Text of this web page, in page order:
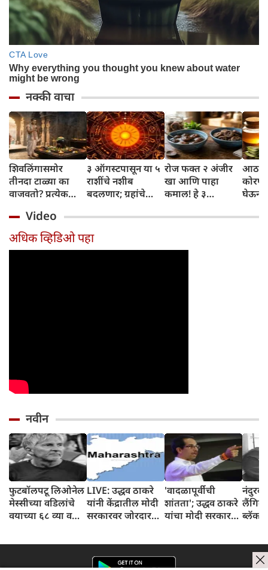
नक्की वाचा
शिवलिंगासमोर
तीनदा टाळ्या का
वाजवतो? प्रत्येक
जाणून घ्या
३ ऑगस्टपासून या ५
राशींचे नशीब
बदलणार; ग्रहांचे
संपतील आणि शुभ
दिवसांची सुरुवात
होईल
रोज फक्त २ अंजीर
खा आणि पाहा
कमाल! हे ३
तुम्हाला ठाऊक
घेऊन
Video
अधिक व्हिडिओ पहा
नवीन
फुटबॉलपटू लिओनेल
मेस्सीच्या वडिलांचे
वयाच्या ६८ व्या वर्षी
LIVE: उद्धव ठाकरे
यांनी केंद्रातील मोदी
सरकारवर जोरदार
'वादळापूर्वीची
शांतता'; उद्धव ठाकरे
यांचा मोदी सरकारवर
वारे वाहत आहे'